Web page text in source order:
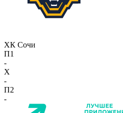
ХК Сочи
П1
-
X
-
П2
-